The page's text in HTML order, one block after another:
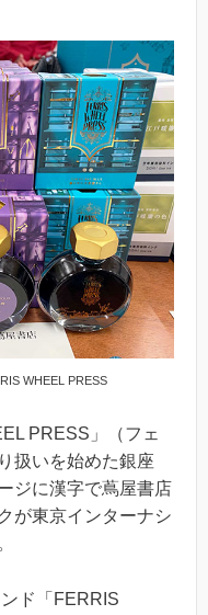
WHEEL PRESS
PRESS」（フェ
扱いを始めた銀座
ジに漢字で蔦屋書店
が東京インターナシ
ド「FERRIS